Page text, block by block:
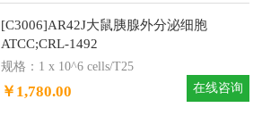
[C3006]AR42J大鼠胰腺外分泌细胞
ATCC;CRL-1492
规格：1 x 10^6 cells/T25
￥1,780.00 在线咨询